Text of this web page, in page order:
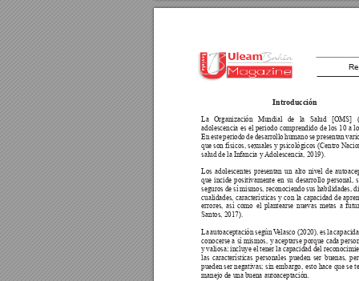
Introducción
La Organización Mundial de la Salud
adolescencia es el periodo comprendido de los 10 a
En este periodo de desarrollo humano se presentan
que son físicos, sexuales y psicológicos (Centro
salud de la Infancia y Adolescencia, 2019).
Los adolescentes presentan un alto nivel de
que incide positivamente en su desarrollo personal,
seguros de sí mismos, reconociendo sus habilidades,
cualidades, características y con la capacidad de
errores, así como el plantearse nuevas metas a
Santos, 2017).
La autoaceptación según Velasco (2020), es la
conocerse a sí mismos, y aceptarse porque cada
y valiosa; incluye el tener la capacidad del
las características personales pueden ser buenas,
pueden ser negativas; sin embargo, esto hace que se
manejo de una buena autoaceptación.